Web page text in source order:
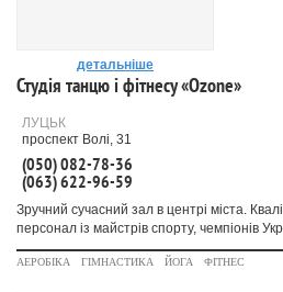
детальніше
Студія танцю і фітнесу «Ozone»
ЛУЦЬК
проспект Волі, 31
(050) 082-78-36
(063) 622-96-59
Зручний сучасний зал в центрі міста.
персонал із майстрів спорту, чемпіонів
АЕРОБІКА ГІМНАСТИКА ЙОГА ФІТНЕС